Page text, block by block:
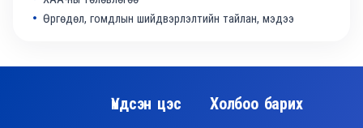
Өргөдөл, гомдлын шийдвэрлэлтийн тайлан, мэдээ
Үндсэн цэс Холбоо барих